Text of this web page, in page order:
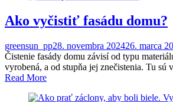
Ako vyčistiť fasádu domu?
greensun_pp28. novembra 202426. marca
Čistenie fasády domu závisí od typu
vyrobená, a od stupňa jej znečistenia. Tu sú
Read More